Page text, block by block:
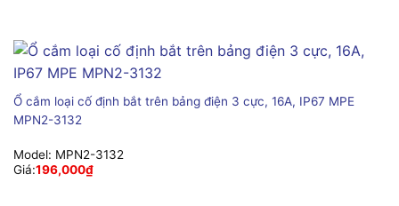
Ổ cắm loại cố định bắt trên bảng điện 3 cực, 16A, IP67 MPE
MPN2-3132
Model: MPN2-3132
Giá:196,000₫